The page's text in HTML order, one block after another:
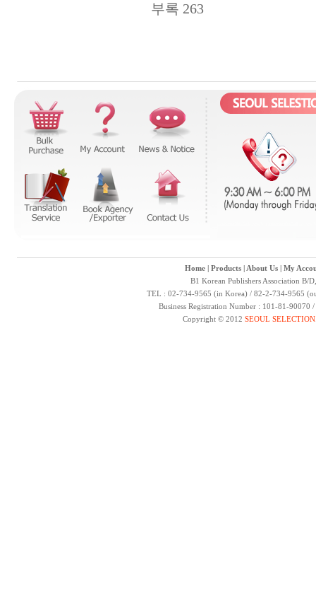
부록 263
Home| Products| About Us| My
B1 Korean Publishers Association B/
TEL : 02-734-9565 (in Korea) / 82-2-734-9565
Business Registration Number : 101-81-
Copyright © 2012 SEOUL SELECTION